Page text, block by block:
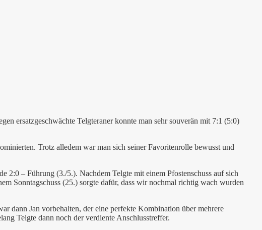
ersatzgeschwächte Telgteraner konnte man sehr souverän mit 7:1 (5:0)
Trotz alledem war man sich seiner Favoritenrolle bewusst und
2:0 – Führung (3./5.). Nachdem Telgte mit einem Pfostenschuss auf sich
Sonntagschuss (25.) sorgte dafür, dass wir nochmal richtig wach wurden
dann Jan vorbehalten, der eine perfekte Kombination über mehrere
Telgte dann noch der verdiente Anschlusstreffer.